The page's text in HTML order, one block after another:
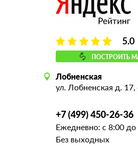
5.0
ПОСТРОИТЬ
Лобненская
ул. Лобненская д. 17,
+7 (499) 450-26-36
Ежедневно: с 8:00 до
Без выходных